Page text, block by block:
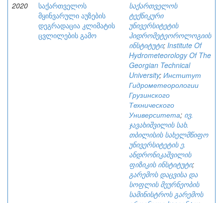
2020
საქართველოს
მყინვარული აუზების
დეგრადაცია კლიმატის
ცვლილების გამო
საქართველოს
ტექნიკური
უნივერსიტეტის
ჰიდრომეტეოროლოგიის
ინსტიტუტი; Institute Of
Hydrometeorology Of The
Georgian Technical
University; Институт
Гидрометеорологии
Грузинского
Технического
Университета; ივ.
ჯავახიშვილის სახ.
თბილისის სახელმწიფო
უნივერსიტეტის ე.
ანდრონიკაშვილის
ფიზიკის ინსტიტუტი;
გარემოს დაცვისა და
სოფლის მეურნეობის
სამინისტროს გარემოს